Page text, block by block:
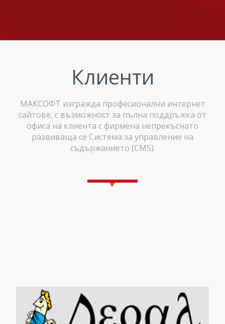
Клиенти
МАКСОФТ изгражда професионални интернет
сайтове, с възможност за пълна поддръжка от
офиса на клиента с фирмена непрекъснато
развиваща се Система за управление на
съдържанието (CMS).